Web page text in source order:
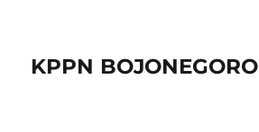
KPPN BOJONEGORO